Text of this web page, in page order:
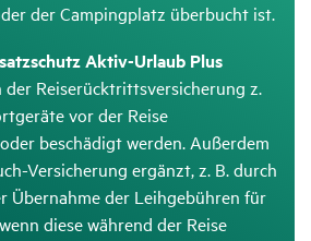
der Campingplatz überbucht ist.
Aktiv-Urlaub Plus
Reiserücktrittsversicherung z.
vor der Reise
beschädigt werden. Außerdem
Versicherung ergänzt, z. B. durch
Übernahme der Leihgebühren für
diese während der Reise